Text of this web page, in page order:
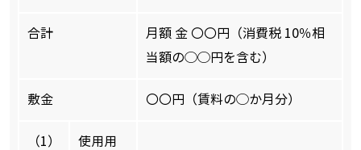
合計
月額 金 〇〇円（消費税 10％相
当額の◯◯円を含む）
敷金 〇〇円（賃料の◯か月分）
（1）
使用用